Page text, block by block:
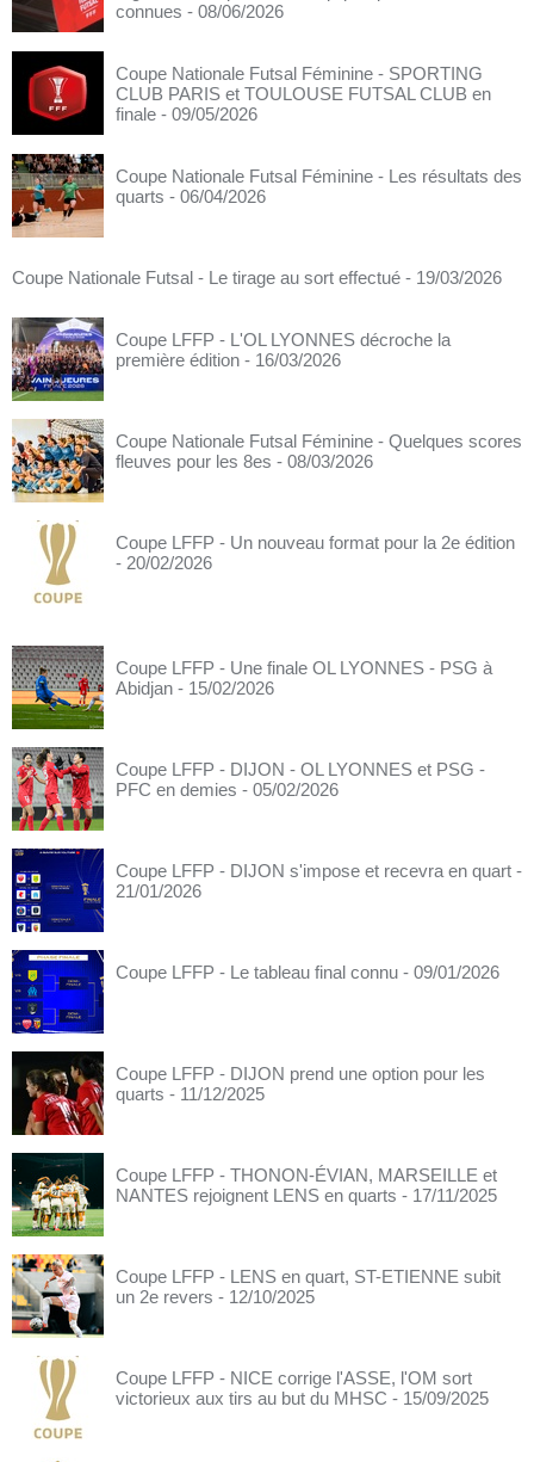
connues - 08/06/2026
Coupe Nationale Futsal Féminine - SPORTING
CLUB PARIS et TOULOUSE FUTSAL CLUB en
finale - 09/05/2026
Coupe Nationale Futsal Féminine - Les résultats des
quarts - 06/04/2026
Coupe Nationale Futsal - Le tirage au sort effectué - 19/03/2026
Coupe LFFP - L'OL LYONNES décroche la
première édition - 16/03/2026
Coupe Nationale Futsal Féminine - Quelques scores
fleuves pour les 8es - 08/03/2026
Coupe LFFP - Un nouveau format pour la 2e édition
- 20/02/2026
Coupe LFFP - Une finale OL LYONNES - PSG à
Abidjan - 15/02/2026
Coupe LFFP - DIJON - OL LYONNES et PSG -
PFC en demies - 05/02/2026
Coupe LFFP - DIJON s'impose et recevra en quart -
21/01/2026
Coupe LFFP - Le tableau final connu - 09/01/2026
Coupe LFFP - DIJON prend une option pour les
quarts - 11/12/2025
Coupe LFFP - THONON-ÉVIAN, MARSEILLE et
NANTES rejoignent LENS en quarts - 17/11/2025
Coupe LFFP - LENS en quart, ST-ETIENNE subit
un 2e revers - 12/10/2025
Coupe LFFP - NICE corrige l'ASSE, l'OM sort
victorieux aux tirs au but du MHSC - 15/09/2025